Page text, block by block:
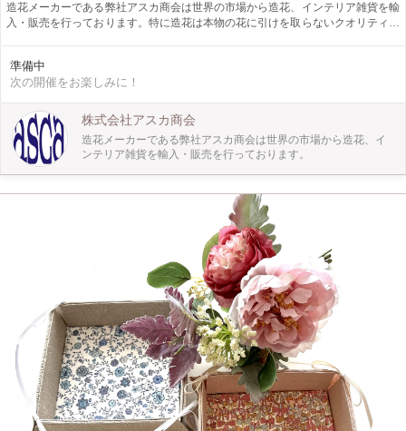
造花メーカーである弊社アスカ商会は世界の市場から造花、インテリア雑貨を輸
入・販売を行っております。特に造花は本物の花に引けを取らないクオリティの
め縄の歴史や七五三を尊ぶ文化についてのお話と「叩く(たたく)」「綯う(な
う)」の体験をしながら福嶋先生デザインのオリジナルお正月飾りを作成しま
制) 会場：アスカ商会 名古屋ショールーム「アネックス」 参加費：7,000円(税
込・材料費込み) 作品サイズ：H70cm×W35cm 講師：しめ飾り作家/フラワーク
リエイター福嶋久美子様 申込期限：2023年12月6日(水)18時まで ※期限までに
定員に満たなかった場合、受付を延長いたします。 福嶋久美子先生のご紹介：
全国の神社、三輪大神神社等のしめ縄を綯う(なう)先生に従事され、兵庫県川西
の秋の稲刈り藁や大阪柏原の青刈りの藁、飯田水引を使用し、日本製、伝統、本
物に拘って今の暮らしに合うしめ飾りを制作されています。
準備中
次の開催をお楽しみに！
株式会社アスカ商会
造花メーカーである弊社アスカ商会は世界の市場から造花、イ
ンテリア雑貨を輸入・販売を行っております。